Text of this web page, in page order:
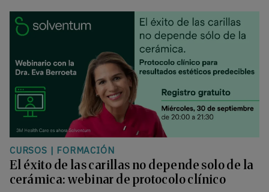
CURSOS | FORMACIÓN
El éxito de las carillas no depende solo de la
cerámica: webinar de protocolo clínico